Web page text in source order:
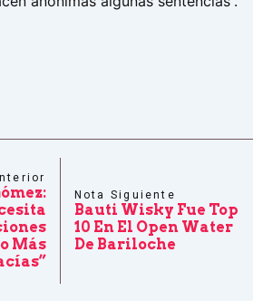
Más
Nota Siguiente
Bauti Wisky Fue Top
10 En El Open Water
De Bariloche